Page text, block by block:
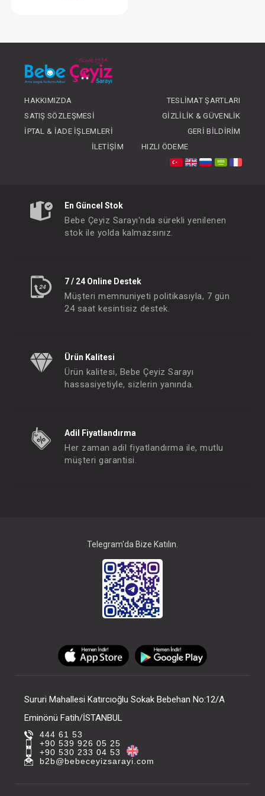
OLUNUZ
HAKKIMIZDA
TESLIMAT ŞARTLARI
SATIŞ SÖZLEŞMESI
GIZLILIK & GÜVENLIK
İPTAL & İADE İŞLEMLERI
GERI BILDIRIM
İLETIŞIM
HIZLI ÖDEME
En Güncel Stok
Bebe Çeyiz Sarayı'nda sürekli yenilenen
stok ile yolda kalmazsınız.
7 / 24 Online Destek
Müşteri memnuniyeti politikasıyla, 7 gün
24 saat kesintisiz destek.
Ürün Kalitesi
Ürün kalitesi, Bebe Çeyiz Sarayı
hassasiyetiyle, sizlerin yanında.
Adil Fiyatlandırma
Her zaman adil fiyatlandırma ile, mutlu
müşteri garantisi.
Telegram'da Bize Katılın.
Sururi Mahallesi Katırcıoğlu Sokak Bebehan No:12/A
Eminönü Fatih/İSTANBUL
444 61 53
+90 539 926 05 25
+90 530 233 04 53
b2b@bebeceyizsarayi.com